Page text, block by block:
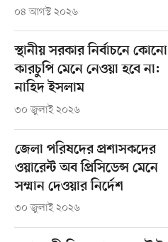
০৪ আগস্ট ২০২৬
স্থানীয় সরকার নির্বাচনে কোনো
কারচুপি মেনে নেওয়া হবে না:
নাহিদ ইসলাম
৩০ জুলাই ২০২৬
জেলা পরিষদের প্রশাসকদের
ওয়ারেন্ট অব প্রিসিডেন্স মেনে
সম্মান দেওয়ার নির্দেশ
৩০ জুলাই ২০২৬